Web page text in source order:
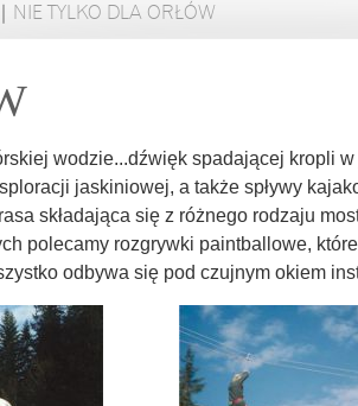
NIE TYLKO DLA ORŁÓW
wodzie...dźwięk spadającej kropli
jaskiniowej, a także spływy
składająca się z różnego rodzaju
polecamy rozgrywki paintballowe,
odbywa się pod czujnym okiem